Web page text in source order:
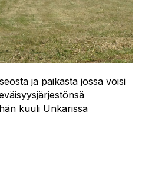
ja paikasta jossa voisi
kuuli Unkarissa